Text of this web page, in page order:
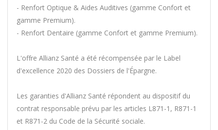
- Renfort Optique & Aides Auditives (gamme Confort et
gamme Premium).
- Renfort Dentaire (gamme Confort et gamme Premium).
L'offre Allianz Santé a été récompensée par le Label
d'excellence 2020 des Dossiers de l'Épargne.
Les garanties d'Allianz Santé répondent au dispositif du
contrat responsable prévu par les articles L871-1, R871-1
et R871-2 du Code de la Sécurité sociale.